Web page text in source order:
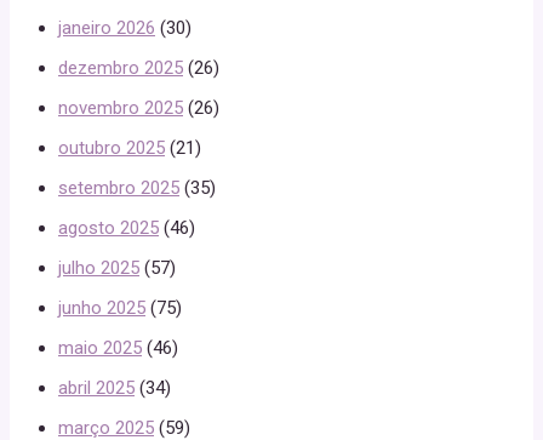
janeiro 2026 (30)
dezembro 2025 (26)
novembro 2025 (26)
outubro 2025 (21)
setembro 2025 (35)
agosto 2025 (46)
julho 2025 (57)
junho 2025 (75)
maio 2025 (46)
abril 2025 (34)
março 2025 (59)